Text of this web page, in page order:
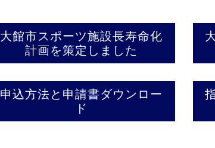
大館市スポーツ施設長寿命化
計画を策定しました
申込方法と申請書ダウンロー
ド